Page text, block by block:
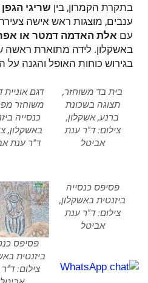
בתקרת הקמרון, בין שריגי הגפן
ענבים, מוצגות ראש אישה
עם אלת האדמה דמטר או
באשקלון. לידה מתוארת ראשה
בגירוש כוחות האופל והגנה על
בית בד משוחזר,
תצוגה בשכונת
ברנע, אשקלון,
צילום: ד"ר ענת
אביטל
דגם אוניית
משוחזר
כנסייה
באשקלון,
ד"ר ענת
פסיפס כנסייה
ביזנטית באשקלון,
צילום: ד"ר ענת
אביטל
פסיפס
ביזנטית
צילום: